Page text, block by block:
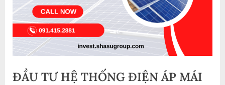
ĐẦU TƯ HỆ THỐNG ĐIỆN ÁP MÁI